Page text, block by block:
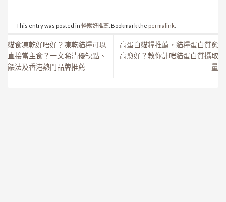
This entry was posted in 怪獸好推薦. Bookmark the permalink.
貓食凍乾好唔好？凍乾貓糧可以
直接當主食？一文睇清優缺點、
餵法及香港熱門品牌推薦
高蛋白貓糧推薦，貓糧蛋白質愈
高愈好？教你計啱貓蛋白質攝取
量